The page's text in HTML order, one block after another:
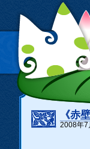
《赤
2008年7